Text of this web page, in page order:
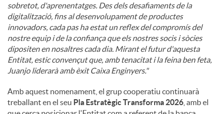
sobretot, d'aprenentatges. Des dels desafiaments de la
digitalització, fins al desenvolupament de productes
innovadors, cada pas ha estat un reflex del compromís del
nostre equip i de la confiança que els nostres socis i sòcies
dipositen en nosaltres cada dia. Mirant el futur d'aquesta
Entitat, estic convençut que, amb tenacitat i la feina ben feta,
Juanjo liderarà amb èxit Caixa Enginyers."
Amb aquest nomenament, el grup cooperatiu continuarà
treballant en el seu Pla Estratègic Transforma 2026 , amb el